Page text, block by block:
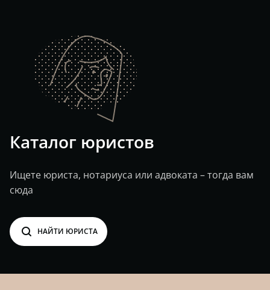
Каталог юристов
Ищете юриста, нотариуса или адвоката – тогда вам
сюда
search НАЙТИ ЮРИСТА